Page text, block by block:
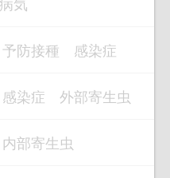
防接種 感染症
染症 外部寄生虫
部寄生虫